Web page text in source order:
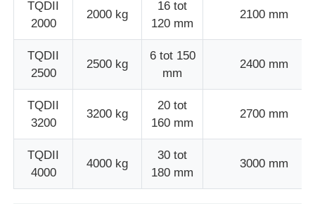
Doppeldraaiende stroomachine
Wikkelmachine
Kies Draaimachine uit
TQDII
2000
2000 kg
16 tot
120 mm
2100 mm
TQDII
2500
2500 kg
6 tot 150
mm
2400 mm
TQDII
3200
3200 kg
20 tot
160 mm
2700 mm
TQDII
4000
4000 kg
30 tot
180 mm
3000 mm